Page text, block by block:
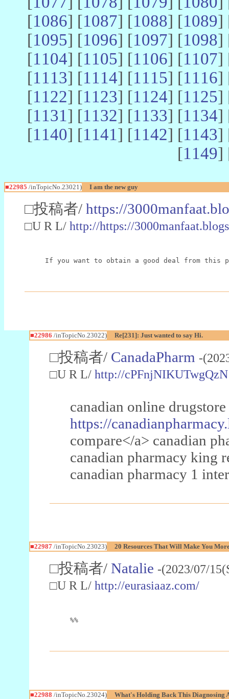
[1086] [1087] [1088] [1089]
[1095] [1096] [1097] [1098]
[1104] [1105] [1106] [1107]
[1113] [1114] [1115] [1116]
[1122] [1123] [1124] [1125]
[1131] [1132] [1133] [1134]
[1140] [1141] [1142] [1143]
[1149]
■22985 /inTopicNo.23021) I am the new guy
□投稿者/ https://
□U R L/ http://https://
If you want to obtain a good deal from this
■22986 /inTopicNo.23022) Re[231]: Just wanted to say Hi.
□投稿者/ CanadaPharm -
□U R L/ http://cPFnjNIKUTwgQzN
canadian online
https://
compare</a> canadian
canadian pharmacy king
canadian pharmacy 1
■22987/inTopicNo.23023) 20 Resources That Will Make You
□投稿者/ Natalie -(2023/07/
□U R L/ http://eurasiaaz.com/
%%
■22988 /inTopicNo.23024) What's Holding Back This Diagnosing